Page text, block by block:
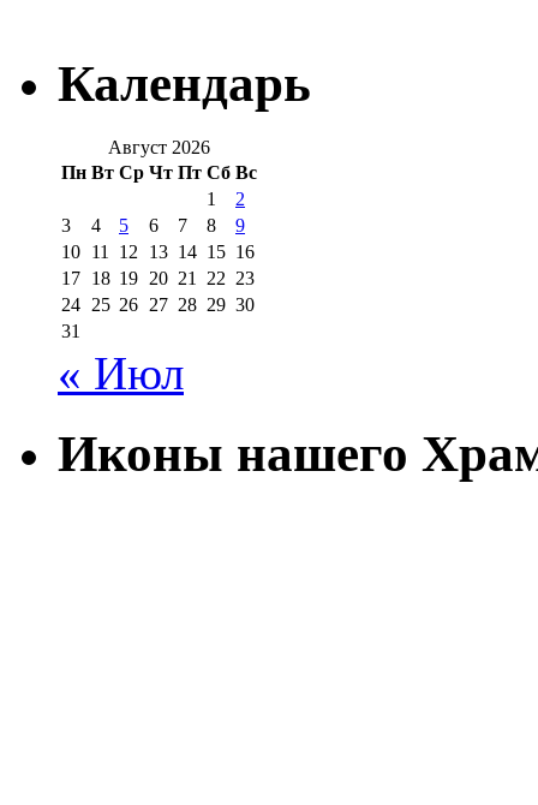
Календарь
Август 2026
Пн Вт Ср Чт Пт Сб Вс
1
2
3
4 5 6 7 8
9
10 11 12 13 14 15 16
17 18 19 20 21 22 23
24 25 26 27 28 29 30
31
« Июл
Иконы нашего